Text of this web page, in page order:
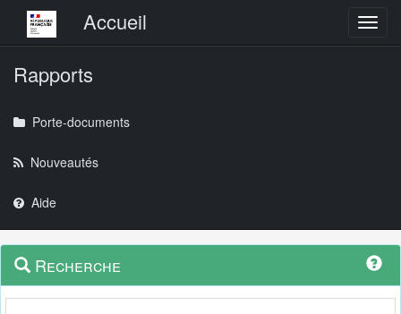
Menu principalAccueil
Rapports
Porte-documents
Nouveautés
Aide
Navigation
outils
Menu
contextuel
Recherche